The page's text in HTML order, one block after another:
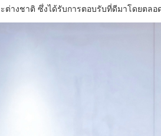
างชาติ ซึ่งได้รับการตอบรับที่ดีมาโดยตลอ